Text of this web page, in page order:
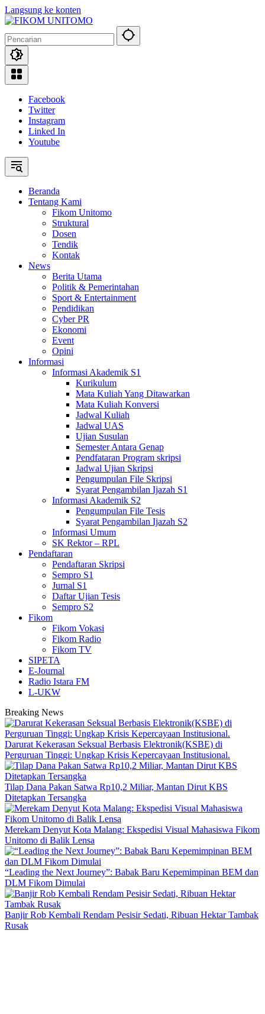
Langsung ke konten
Facebook
Twitter
Instagram
Linked In
Youtube
Beranda
Tentang Kami
Fikom Unitomo
Struktural
Dosen
Tendik
Kontak
News
Berita Utama
Politik & Pemerintahan
Sport & Entertainment
Pendidikan
Cyber PR
Ekonomi
Event
Opini
Informasi
Informasi Akademik S1
Kurikulum
Mata Kuliah Yang Ditawarkan
Mata Kuliah Konversi
Jadwal Kuliah
Jadwal UAS
Ujian Susulan
Semester Antara Genap
Pendfataran Program skripsi
Jadwal Ujian Skripsi
Pengumpulan File Skripsi
Syarat Pengambilan Ijazah S1
Informasi Akademik S2
Pengumpulan File Tesis
Syarat Pengambilan Ijazah S2
Informasi Umum
SK Rektor – RPL
Pendaftaran
Pendaftaran Skripsi
Sempro S1
Jurnal S1
Daftar Ujian Tesis
Sempro S2
Fikom
Fikom Vokasi
Fikom Radio
Fikom TV
SIPETA
E-Journal
Radio Istara FM
L-UKW
Breaking News
Darurat Kekerasan Seksual Berbasis Elektronik(KSBE) di
Perguruan Tinggi: Ungkap Krisis Kepercayaan Institusional.
Tilap Dana Pakan Satwa Rp10,2 Miliar, Mantan Dirut KBS
Ditetapkan Tersangka
Merekam Denyut Kota Malang: Ekspedisi Visual Mahasiswa Fikom
Unitomo di Balik Lensa
“Leading the Next Journey”: Babak Baru Kepemimpinan BEM dan
DLM Fikom Dimulai
Banjir Rob Kembali Rendam Pesisir Sedati, Ribuan Hektar Tambak
Rusak